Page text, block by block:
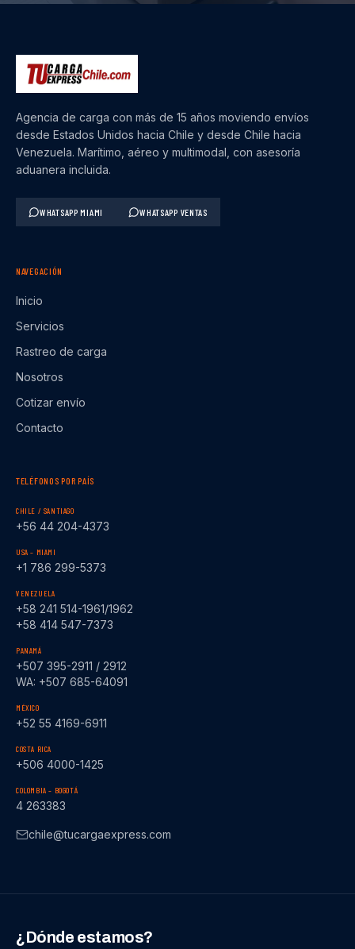
Agencia de carga con más de 15 años moviendo envíos
desde Estados Unidos hacia Chile y desde Chile hacia
Venezuela. Marítimo, aéreo y multimodal, con asesoría
aduanera incluida.
WHATSAPP MIAMI WHATSAPP VENTAS
NAVEGACIÓN
Inicio
Servicios
Rastreo de carga
Nosotros
Cotizar envío
Contacto
TELÉFONOS POR PAÍS
CHILE / SANTIAGO
+56 44 204-4373
USA – MIAMI
+1 786 299-5373
VENEZUELA
+58 241 514-1961/1962
+58 414 547-7373
PANAMÁ
+507 395-2911 / 2912
WA: +507 685-64091
MÉXICO
+52 55 4169-6911
COSTA RICA
+506 4000-1425
COLOMBIA – BOGOTÁ
4 263383
chile@tucargaexpress.com
¿Dónde estamos?